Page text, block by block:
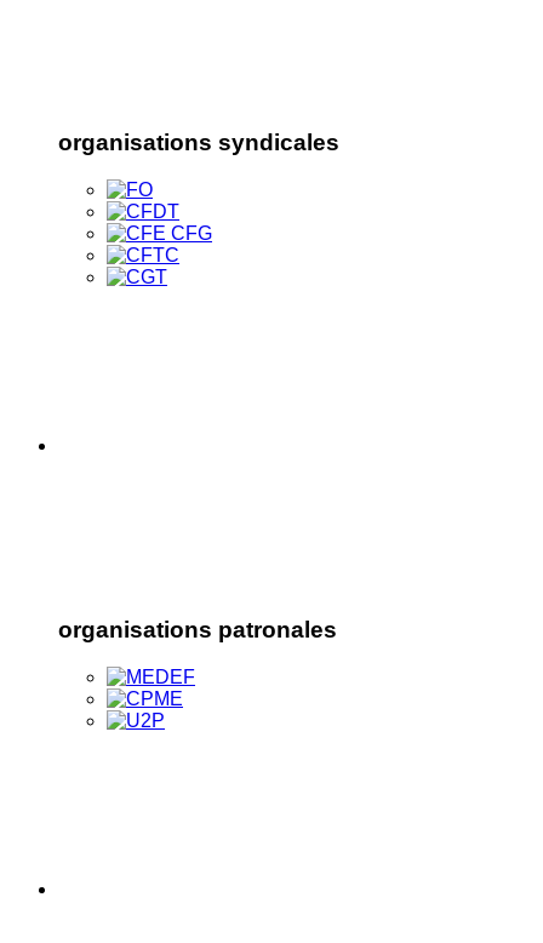
organisations syndicales
organisations patronales